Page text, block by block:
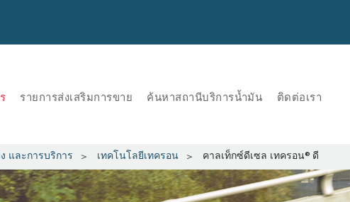
รายการส่งเสริมการขาย ค้นหาสถานีบริการน้ำมัน ติดต่อเรา
และการบริการ เทคโนโลยีเทครอน คาลเท็กซ์ดีเซล เทครอน®ดี